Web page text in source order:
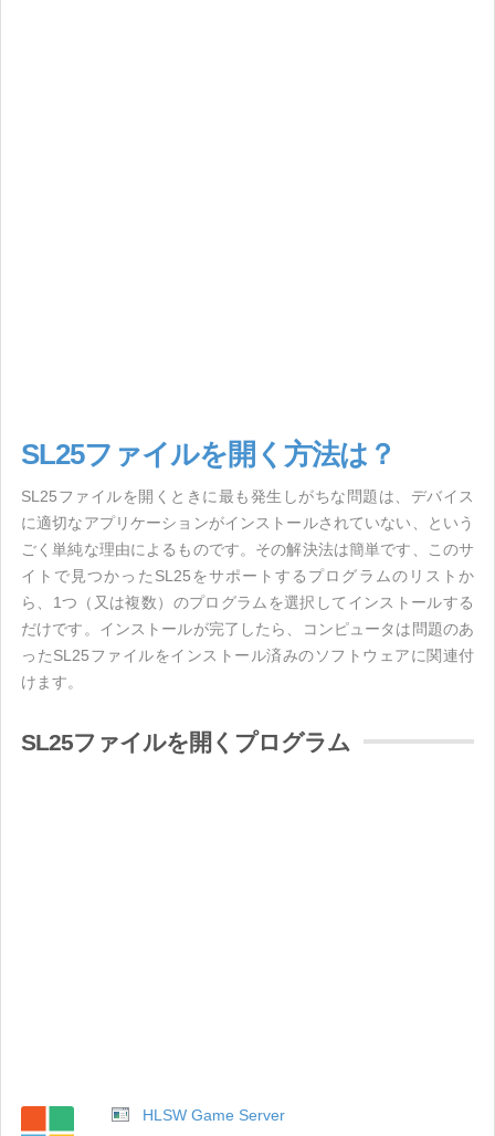
SL25ファイルを開く方法は？
SL25ファイルを開くときに最も発生しがちな問題は、デバイス
に適切なアプリケーションがインストールされていない、という
ごく単純な理由によるものです。その解決法は簡単です、このサ
イトで見つかったSL25をサポートするプログラムのリストか
ら、1つ（又は複数）のプログラムを選択してインストールする
だけです。インストールが完了したら、コンピュータは問題のあ
ったSL25ファイルをインストール済みのソフトウェアに関連付
けます。
SL25ファイルを開くプログラム
HLSW Game Server